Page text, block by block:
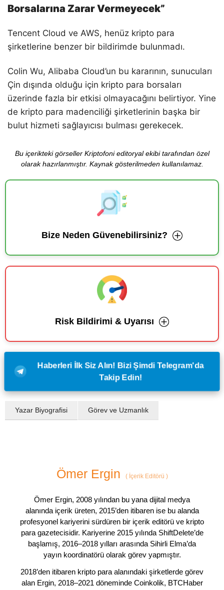
Borsalarına Zarar Vermeyecek”
Tencent Cloud ve AWS, henüz kripto para
şirketlerine benzer bir bildirimde bulunmadı.
Colin Wu, Alibaba Cloud’un bu kararının, sunucuları
Çin dışında olduğu için kripto para borsaları
üzerinde fazla bir etkisi olmayacağını belirtiyor. Yine
de kripto para madenciliği şirketlerinin başka bir
bulut hizmeti sağlayıcısı bulması gerekecek.
Bu içerikteki görseller Kriptofoni editoryal ekibi tarafından özel
olarak hazırlanmıştır. Kaynak gösterilmeden kullanılamaz.
Bize Neden Güvenebilirsiniz?
Risk Bildirimi & Uyarısı
Haberleri İlk Siz Alın! Bizi Şimdi Telegram'da
Takip Edin!
Yazar Biyografisi Görev ve Uzmanlık
Ömer Ergin (İçerik Editörü )
Ömer Ergin, 2008 yılından bu yana dijital medya
alanında içerik üreten, 2015’den itibaren ise bu alanda
profesyonel kariyerini sürdüren bir içerik editörü ve kripto
para gazetecisidir. Kariyerine 2015 yılında ShiftDelete’de
başlamış, 2016–2018 yılları arasında Sihirli Elma’da
yayın koordinatörü olarak görev yapmıştır.
2018’den itibaren kripto para alanındaki şirketlerde görev
alan Ergin, 2018–2021 döneminde Coinkolik, BTCHaber